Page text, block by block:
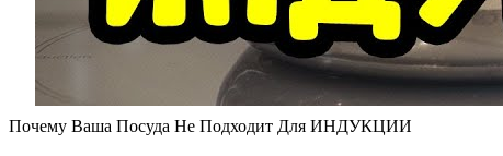
Почему Ваша Посуда Не Подходит Для ИНДУКЦИИ